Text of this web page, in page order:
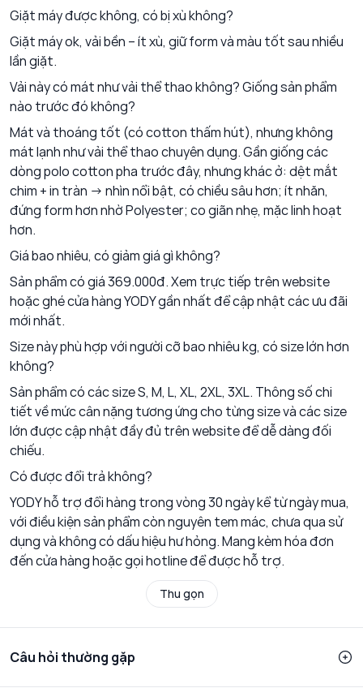
Giặt máy được không, có bị xù không?
Giặt máy ok, vải bền – ít xù, giữ form và màu tốt sau nhiều
lần giặt.
Vải này có mát như vải thể thao không? Giống sản phẩm
nào trước đó không?
Mát và thoáng tốt (có cotton thấm hút), nhưng không
mát lạnh như vải thể thao chuyên dụng. Gần giống các
dòng polo cotton pha trước đây, nhưng khác ở: dệt mắt
chim + in tràn → nhìn nổi bật, có chiều sâu hơn; ít nhăn,
đứng form hơn nhờ Polyester; co giãn nhẹ, mặc linh hoạt
hơn.
Giá bao nhiêu, có giảm giá gì không?
Sản phẩm có giá 369.000đ. Xem trực tiếp trên website
hoặc ghé cửa hàng YODY gần nhất để cập nhật các ưu đãi
mới nhất.
Size này phù hợp với người cỡ bao nhiêu kg, có size lớn hơn
không?
Sản phẩm có các size S, M, L, XL, 2XL, 3XL. Thông số chi
tiết về mức cân nặng tương ứng cho từng size và các size
lớn được cập nhật đầy đủ trên website để dễ dàng đối
chiếu.
Có được đổi trả không?
YODY hỗ trợ đổi hàng trong vòng 30 ngày kể từ ngày mua,
với điều kiện sản phẩm còn nguyên tem mác, chưa qua sử
dụng và không có dấu hiệu hư hỏng. Mang kèm hóa đơn
đến cửa hàng hoặc gọi hotline để được hỗ trợ.
Thu gọn
Câu hỏi thường gặp